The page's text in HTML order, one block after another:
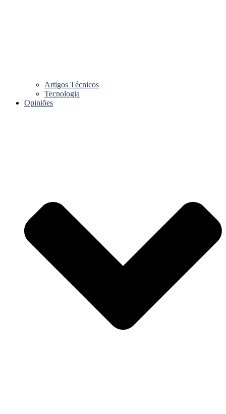
Artigos Técnicos
Tecnologia
Opiniões